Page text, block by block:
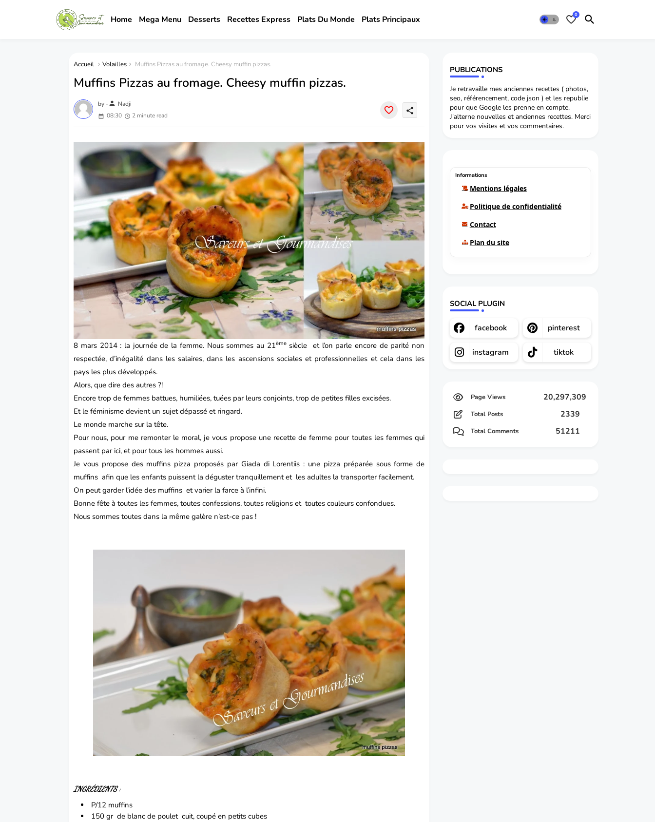
Home Mega Menu Desserts Recettes Express Plats Du Monde Plats Principaux 0
Accueil Volailles Muffins Pizzas au fromage. Cheesy muffin pizzas.
Muffins Pizzas au fromage. Cheesy muffin pizzas.
by -person Nadji
08:30
2 minute read
share
8 mars 2014 : la journée de la femme. Nous sommes au 21èmesiècle et l’on parle encore de parité non
respectée, d’inégalité dans les salaires, dans les ascensions sociales et professionnelles et cela dans les
pays les plus développés.
Alors, que dire des autres ?!
Encore trop de femmes battues, humiliées, tuées par leurs conjoints, trop de petites filles excisées.
Et le féminisme devient un sujet dépassé et ringard.
Le monde marche sur la tête.
Pour nous, pour me remonter le moral, je vous propose une recette de femme pour toutes les femmes qui
passent par ici, et pour tous les hommes aussi.
Je vous propose des muffins pizza proposés par Giada di Lorentiis : une pizza préparée sous forme de
muffins afin que les enfants puissent la déguster tranquillement et les adultes la transporter facilement.
On peut garder l’idée des muffins et varier la farce à l’infini.
Bonne fête à toutes les femmes, toutes confessions, toutes religions et toutes couleurs confondues.
Nous sommes toutes dans la même galère n’est-ce pas !
INGRÉDIENTS :
P/12 muffins
150 gr de blanc de pouletcuit, coupé en petits cubes
PUBLICATIONS
Je retravaille mes anciennes recettes ( photos,
seo, référencement, code json ) et les republie
pour que Google les prenne en compte.
J'alterne nouvelles et anciennes recettes. Merci
pour vos visites et vos commentaires.
Informations
Mentions légales
Politique de confidentialité
Contact
Plan du site
SOCIAL PLUGIN
facebook pinterest
instagram tiktok
20,297,309
Total Posts 2339
Total Comments 51211